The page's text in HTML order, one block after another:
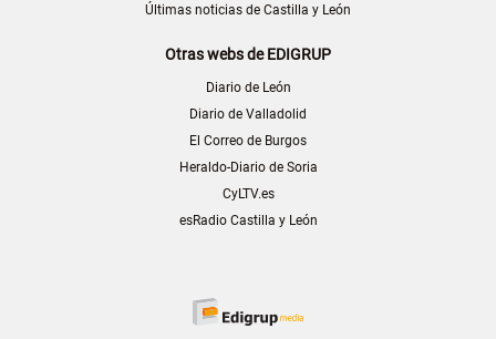
Últimas noticias de Castilla y León
Otras webs de EDIGRUP
Diario de León
Diario de Valladolid
El Correo de Burgos
Heraldo-Diario de Soria
CyLTV.es
esRadio Castilla y León